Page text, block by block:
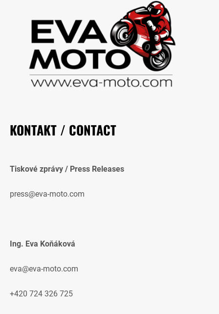
KONTAKT / CONTACT
Tiskové zprávy / Press Releases
press@eva-moto.com
Ing. Eva Koňáková
eva@eva-moto.com
+420 724 326 725